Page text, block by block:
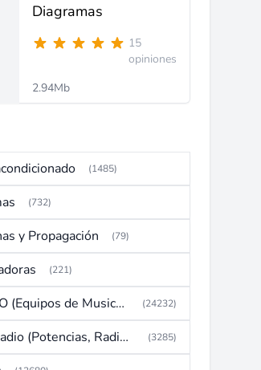
Diagramas
15
opiniones
2.94Mb
(1485)
(732)
y Propagación (79)
(221)
AUDIO (Equipos de Musica, Amplificadores, Reproductores, Etc) (24232)
Autoradio (Potencias, Radios y DVD) (3285)